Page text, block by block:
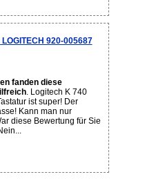
920-005687
fanden diese
. Logitech K 740
ist super! Der
Kann man nur
diese Bewertung für Sie